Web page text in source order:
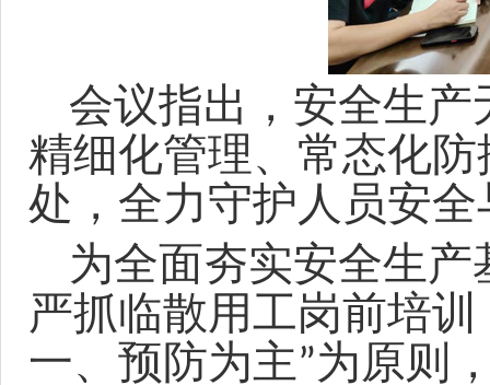
会议指出，安全生
精细化管理、常态化
处，全力守护人员安
为全面夯实安全生
严抓临散用工岗前培
一、预防为主”为原则